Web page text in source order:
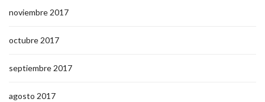
noviembre 2017
octubre 2017
septiembre 2017
agosto 2017